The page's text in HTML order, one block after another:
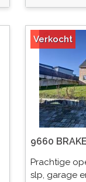
Verkocht
9660
Prachtige
slp, garage